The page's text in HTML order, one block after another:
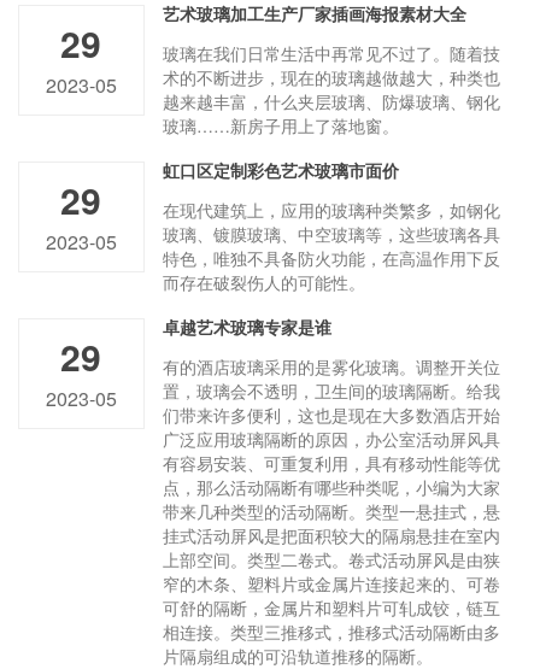
29
2023-05
艺术玻璃加工生产厂家插画海报素材大全
玻璃在我们日常生活中再常见不过了。随着技
术的不断进步，现在的玻璃越做越大，种类也
越来越丰富，什么夹层玻璃、防爆玻璃、钢化
玻璃……新房子用上了落地窗。
29
2023-05
虹口区定制彩色艺术玻璃市面价
在现代建筑上，应用的玻璃种类繁多，如钢化
玻璃、镀膜玻璃、中空玻璃等，这些玻璃各具
特色，唯独不具备防火功能，在高温作用下反
而存在破裂伤人的可能性。
29
2023-05
卓越艺术玻璃专家是谁
有的酒店玻璃采用的是雾化玻璃。调整开关位
置，玻璃会不透明，卫生间的玻璃隔断。给我
们带来许多便利，这也是现在大多数酒店开始
广泛应用玻璃隔断的原因，办公室活动屏风具
有容易安装、可重复利用，具有移动性能等优
点，那么活动隔断有哪些种类呢，小编为大家
带来几种类型的活动隔断。类型一悬挂式，悬
挂式活动屏风是把面积较大的隔扇悬挂在室内
上部空间。类型二卷式。卷式活动屏风是由狭
窄的木条、塑料片或金属片连接起来的、可卷
可舒的隔断，金属片和塑料片可轧成铰，链互
相连接。类型三推移式，推移式活动隔断由多
片隔扇组成的可沿轨道推移的隔断。